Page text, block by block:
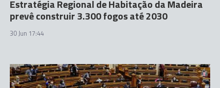
Estratégia Regional de Habitação da Madeira
prevê construir 3.300 fogos até 2030
30 Jun 17:44